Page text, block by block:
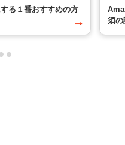
る１番おすすめの方
須の